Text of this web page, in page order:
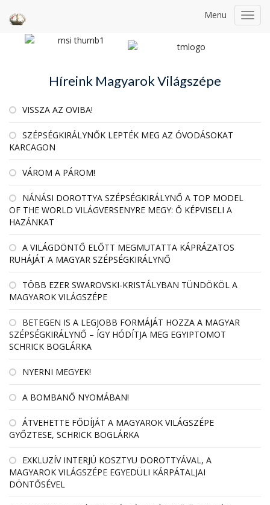
Menu
Híreink Magyarok Világszépe
VISSZA AZ OVIBA!
SZÉPSÉGKIRÁLYNŐK LEPTÉK MEG AZ ÓVODÁSOKAT
KARCAGON
VÁROM A PÁROM!
NÁNÁSI DOROTTYA SZÉPSÉGKIRÁLYNŐ A TOP MODEL
OF THE WORLD VILÁGVERSENYRE MEGY: Ő KÉPVISELI A
HAZÁNKAT
A VILÁGDÖNTŐ ELŐTT MEGMUTATTA KÁPRÁZATOS
RUHÁJÁT A MAGYAR SZÉPSÉGKIRÁLYNŐ
TÖBB EZER SWAROVSKI-KRISTÁLYBAN TÜNDÖKÖL A
MAGYAROK VILÁGSZÉPE
BETEGEN IS A LEGJOBB FORMÁJÁT HOZZA A MAGYAR
SZÉPSÉGKIRÁLYNŐ – ÍGY HÓDÍTJA MEG EGYIPTOMOT
SCHRICK BOGLÁRKA
NYERNI MEGYEK!
A BOMBANŐ NYOMÁBAN!
ÁTVEHETTE FŐDÍJÁT A MAGYAROK VILÁGSZÉPE
GYŐZTESE, SCHRICK BOGLÁRKA
EXKLUZÍV INTERJÚ KOSZTYU DOROTTYÁVAL, A
MAGYAROK VILÁGSZÉPE EGYEDÜLI KÁRPÁTALJAI
DÖNTŐSÉVEL